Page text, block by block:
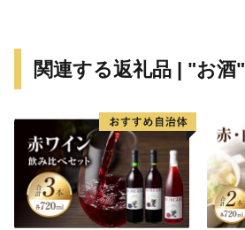
関連する返礼品 | "お酒"